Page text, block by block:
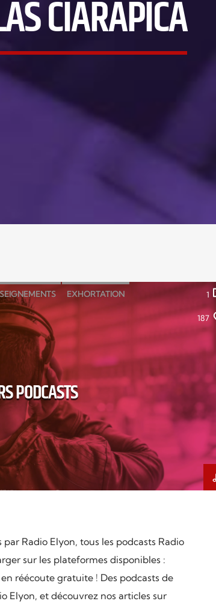
CIARAPICA
EXHORTATION
MUSIQUE
1
187
PODCASTS
Radio Elyon, tous les podcasts Radio
sur les plateformes disponibles :
réécoute gratuite ! Des podcasts de
Elyon, et découvrez nos articles sur